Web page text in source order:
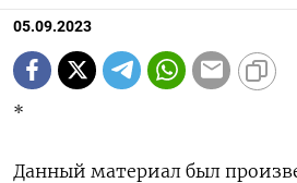
05.09.2023
*
Данный материал был